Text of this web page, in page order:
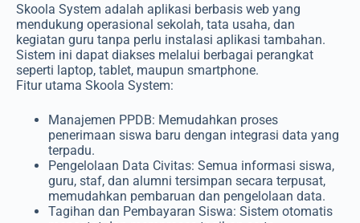
Skoola System adalah aplikasi berbasis web yang
mendukung operasional sekolah, tata usaha, dan
kegiatan guru tanpa perlu instalasi aplikasi tambahan.
Sistem ini dapat diakses melalui berbagai perangkat
seperti laptop, tablet, maupun smartphone.
Fitur utama Skoola System:
Manajemen PPDB: Memudahkan proses
penerimaan siswa baru dengan integrasi data yang
terpadu.
Pengelolaan Data Civitas: Semua informasi siswa,
guru, staf, dan alumni tersimpan secara terpusat,
memudahkan pembaruan dan pengelolaan data.
Tagihan dan Pembayaran Siswa: Sistem otomatis